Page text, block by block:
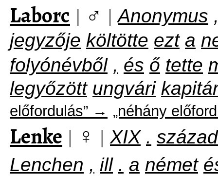
Laborc | ♂ | Anonymus
jegyzője költötte ezt a
folyónévből , és ő tette
legyőzött ungvári
előfordulás” → „néhány
Lenke | ♀ | XIX .
Lenchen , ill . a német